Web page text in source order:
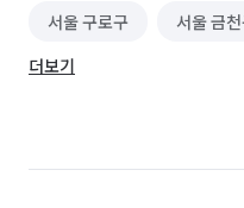
서울 구로구 서울 금
서울 영등포구
인천 부평구 인천 서구
더보기